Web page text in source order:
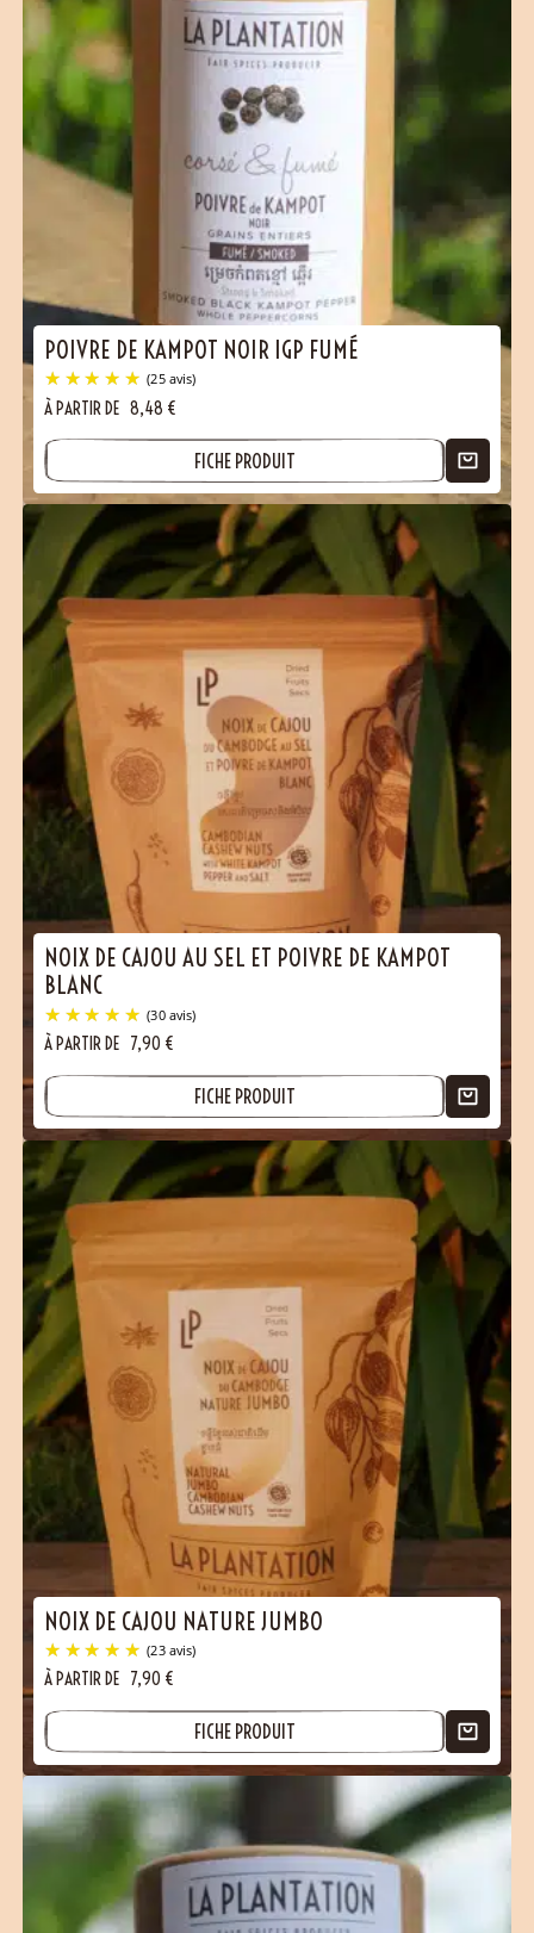
(32 avis)
(23 avis)
POIVRE DE KAMPOT NOIR IGP FUMÉ
À PARTIR DE 8,48 €
FICHE PRODUIT
NOIX DE CAJOU AU SEL ET POIVRE DE KAMPOT
BLANC
À PARTIR DE 7,90 €
FICHE PRODUIT
NOIX DE CAJOU NATURE JUMBO
À PARTIR DE 7,90 €
FICHE PRODUIT